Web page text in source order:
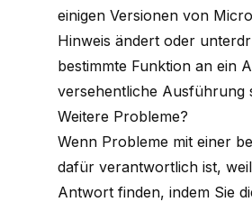
einigen Versionen von
Hinweis ändert oder
bestimmte Funktion an ein
versehentliche Ausführung
Weitere Probleme?
Wenn Probleme mit einer
dafür verantwortlich ist,
Antwort finden, indem Sie